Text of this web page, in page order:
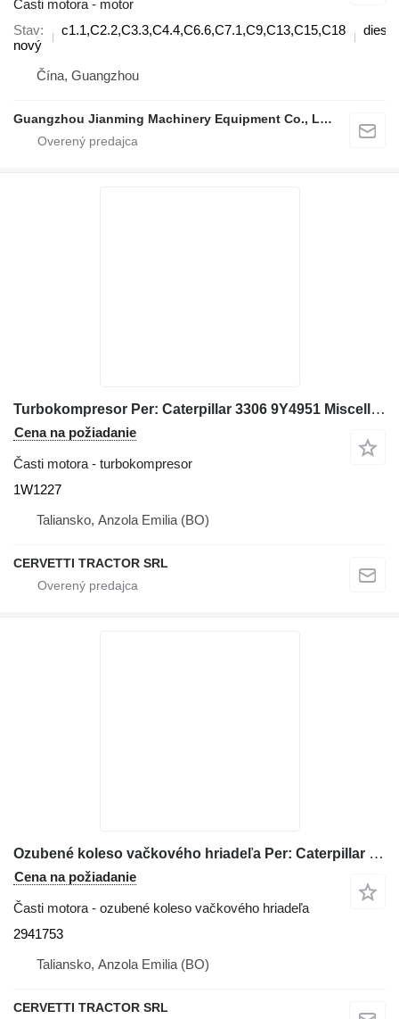
Časti motora - motor
Stav
nový
c1.1,C2.2,C3.3,C4.4,C6.6,C7.1,C9,C13,C15,C18 diesel
Čína, Guangzhou
Guangzhou Jianming Machinery Equipment Co., Ltd.
Turbokompresor Per: Caterpillar 3306 9Y4951 Miscell 1W1227 na rýpadla Caterpillar
Cena na požiadanie
Časti motora - turbokompresor
1W1227
Taliansko, Anzola Emilia (BO)
CERVETTI TRACTOR SRL
Ozubené koleso vačkového hriadeľa Per: Caterpillar 312D RKF00247 Misce 2941753 na rýpadla Caterpillar 312D
Cena na požiadanie
Časti motora - ozubené koleso vačkového hriadeľa
2941753
Taliansko, Anzola Emilia (BO)
CERVETTI TRACTOR SRL